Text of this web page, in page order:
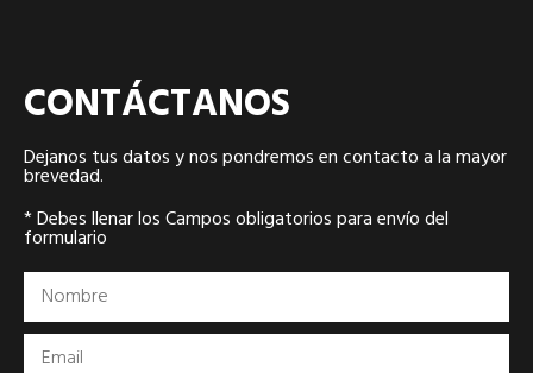
CONTÁCTANOS
Dejanos tus datos y nos pondremos en contacto a la mayor
brevedad.
* Debes llenar los Campos obligatorios para envío del
formulario